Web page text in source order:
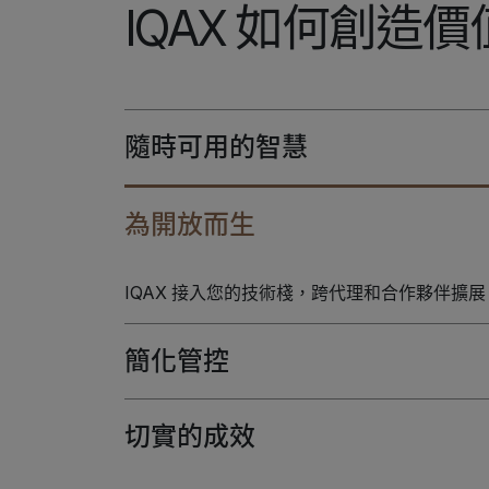
IQAX 如何創造價
隨時可用的智慧
為開放而生
IQAX 接入您的技術棧，跨代理和合作夥伴擴
簡化管控
切實的成效